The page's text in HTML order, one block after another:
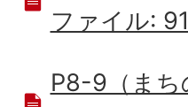
ファイル:
P8-9（まち